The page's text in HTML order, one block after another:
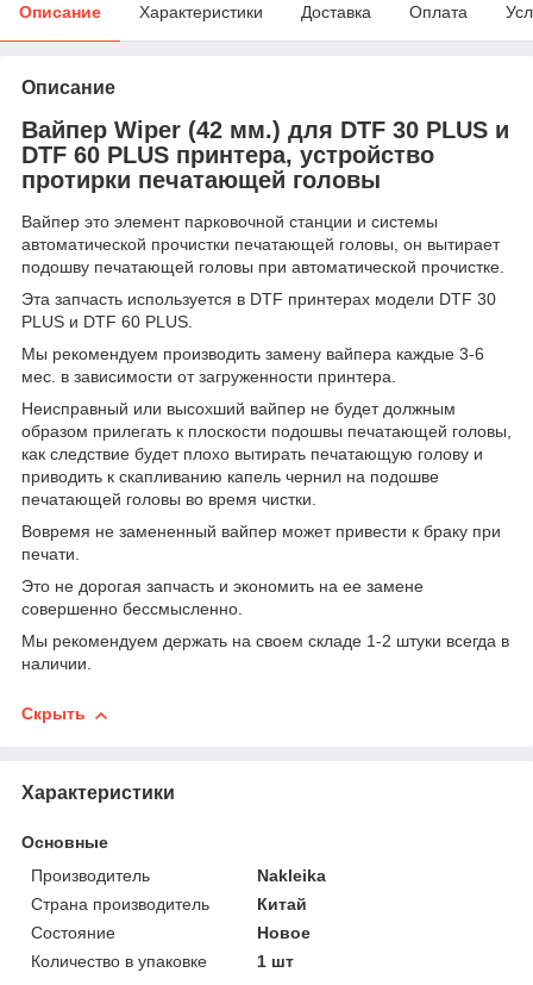
Описание Характеристики Доставка Оплата
Описание
Вайпер Wiper (42 мм.) для DTF 30 PLUS и
DTF 60 PLUS принтера, устройство
протирки печатающей головы
Вайпер это элемент парковочной станции и системы
автоматической прочистки печатающей головы, он вытирает
подошву печатающей головы при автоматической прочистке.
Эта запчасть используется в DTF принтерах модели DTF 30
PLUS и DTF 60 PLUS.
Мы рекомендуем производить замену вайпера каждые 3-6
мес. в зависимости от загруженности принтера.
Неисправный или высохший вайпер не будет должным
образом прилегать к плоскости подошвы печатающей головы,
как следствие будет плохо вытирать печатающую голову и
приводить к скапливанию капель чернил на подошве
печатающей головы во время чистки.
Вовремя не замененный вайпер может привести к браку при
печати.
Это не дорогая запчасть и экономить на ее замене
совершенно бессмысленно.
Мы рекомендуем держать на своем складе 1-2 штуки всегда в
наличии.
Скрыть
Характеристики
Основные
Производитель
Nakleika
Страна производитель
Китай
Состояние
Новое
Количество в упаковке
1 шт